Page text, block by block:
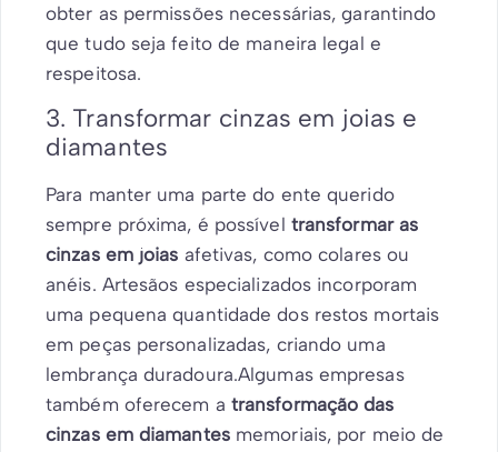
obter as permissões necessárias, garantindo
que tudo seja feito de maneira legal e
respeitosa.
3. Transformar cinzas em joias e
diamantes
Para manter uma parte do ente querido
sempre próxima, é possível transformar as
cinzas em joias afetivas, como colares ou
anéis. Artesãos especializados incorporam
uma pequena quantidade dos restos mortais
em peças personalizadas, criando uma
lembrança duradoura.Algumas empresas
também oferecem a transformação das
cinzas em diamantesmemoriais, por meio de